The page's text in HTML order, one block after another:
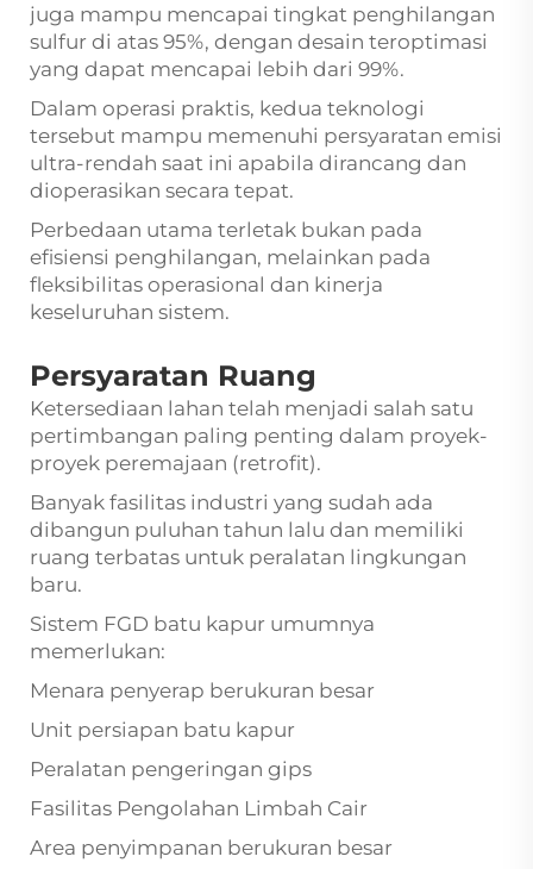
juga mampu mencapai tingkat penghilangan
sulfur di atas 95%, dengan desain teroptimasi
yang dapat mencapai lebih dari 99%.
Dalam operasi praktis, kedua teknologi
tersebut mampu memenuhi persyaratan emisi
ultra-rendah saat ini apabila dirancang dan
dioperasikan secara tepat.
Perbedaan utama terletak bukan pada
efisiensi penghilangan, melainkan pada
fleksibilitas operasional dan kinerja
keseluruhan sistem.
Persyaratan Ruang
Ketersediaan lahan telah menjadi salah satu
pertimbangan paling penting dalam proyek-
proyek peremajaan (retrofit).
Banyak fasilitas industri yang sudah ada
dibangun puluhan tahun lalu dan memiliki
ruang terbatas untuk peralatan lingkungan
baru.
Sistem FGD batu kapur umumnya
memerlukan:
Menara penyerap berukuran besar
Unit persiapan batu kapur
Peralatan pengeringan gips
Fasilitas Pengolahan Limbah Cair
Area penyimpanan berukuran besar